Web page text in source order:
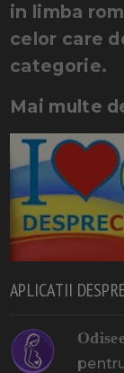
in limba
celor care
categorie.
Mai multe
APLICATII